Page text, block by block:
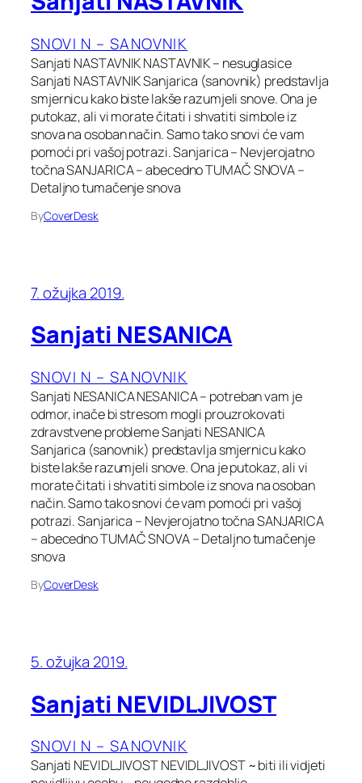
SNOVI N – SANOVNIK
Sanjati NASTAVNIK NASTAVNIK – nesuglasice
Sanjati NASTAVNIK Sanjarica (sanovnik) predstavlja
smjernicu kako biste lakše razumjeli snove. Ona je
putokaz, ali vi morate čitati i shvatiti simbole iz
snova na osoban način. Samo tako snovi će vam
pomoći pri vašoj potrazi. Sanjarica – Nevjerojatno
točna SANJARICA – abecedno TUMAČ SNOVA –
Detaljno tumačenje snova
ByCoverDesk
7. ožujka 2019.
Sanjati NESANICA
SNOVI N – SANOVNIK
Sanjati NESANICA NESANICA – potreban vam je
odmor, inače bi stresom mogli prouzrokovati
zdravstvene probleme Sanjati NESANICA
Sanjarica (sanovnik) predstavlja smjernicu kako
biste lakše razumjeli snove. Ona je putokaz, ali vi
morate čitati i shvatiti simbole iz snova na osoban
način. Samo tako snovi će vam pomoći pri vašoj
potrazi. Sanjarica – Nevjerojatno točna SANJARICA
– abecedno TUMAČ SNOVA – Detaljno tumačenje
snova
ByCoverDesk
5. ožujka 2019.
Sanjati NEVIDLJIVOST
SNOVI N – SANOVNIK
Sanjati NEVIDLJIVOST NEVIDLJIVOST ~ biti ili vidjeti